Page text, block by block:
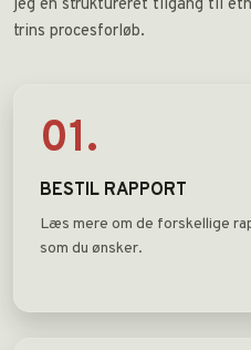
jeg en struktureret tilgang til
trins procesforløb.
01.
BESTIL RAPPORT
​Læs mere om de forskellige
som du ønsker.